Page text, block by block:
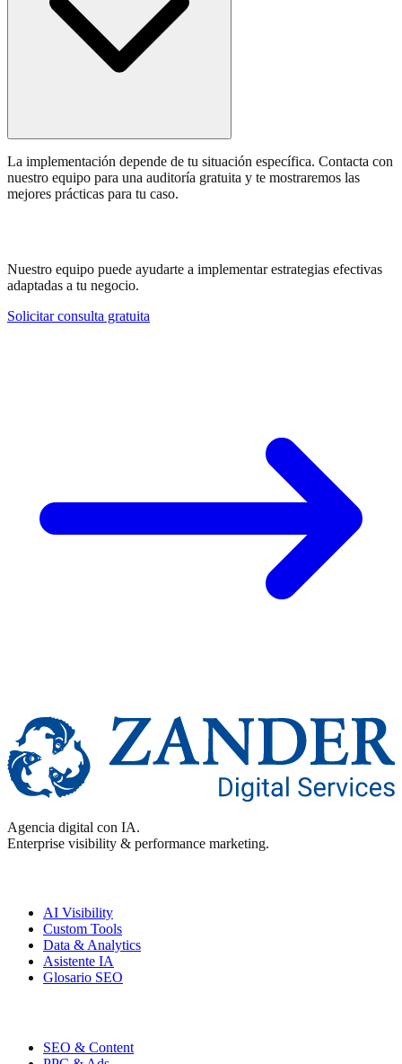
La implementación depende de tu situación específica. Contacta con
nuestro equipo para una auditoría gratuita y te mostraremos las
mejores prácticas para tu caso.
Nuestro equipo puede ayudarte a implementar estrategias efectivas
adaptadas a tu negocio.
Solicitar consulta gratuita
Agencia digital con IA.
Enterprise visibility & performance marketing.
AI Visibility
Custom Tools
Data & Analytics
Asistente IA
Glosario SEO
SEO & Content